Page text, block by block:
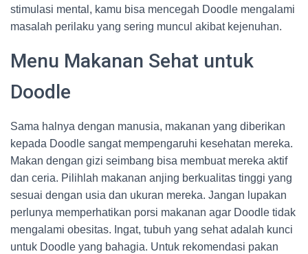
stimulasi mental, kamu bisa mencegah Doodle mengalami
masalah perilaku yang sering muncul akibat kejenuhan.
Menu Makanan Sehat untuk
Doodle
Sama halnya dengan manusia, makanan yang diberikan
kepada Doodle sangat mempengaruhi kesehatan mereka.
Makan dengan gizi seimbang bisa membuat mereka aktif
dan ceria. Pilihlah makanan anjing berkualitas tinggi yang
sesuai dengan usia dan ukuran mereka. Jangan lupakan
perlunya memperhatikan porsi makanan agar Doodle tidak
mengalami obesitas. Ingat, tubuh yang sehat adalah kunci
untuk Doodle yang bahagia. Untuk rekomendasi pakan